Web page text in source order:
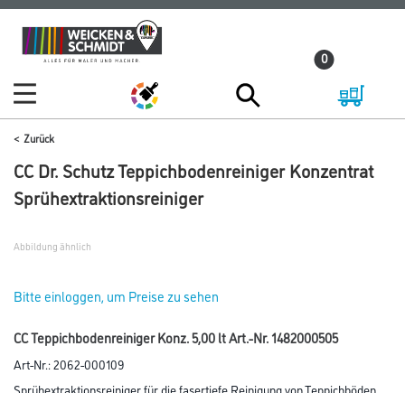
Zum
Inhalt
Zum
Navigationsmenü
0
Zurück
CC Dr. Schutz Teppichbodenreiniger Konzentrat
Sprühextraktionsreiniger
Abbildung ähnlich
Bitte einloggen, um Preise zu sehen
CC Teppichbodenreiniger Konz. 5,00 lt Art.-Nr. 1482000505
Art-Nr.:2062-000109
Sprühextraktionsreiniger für die fasertiefe Reinigung von Teppichböden